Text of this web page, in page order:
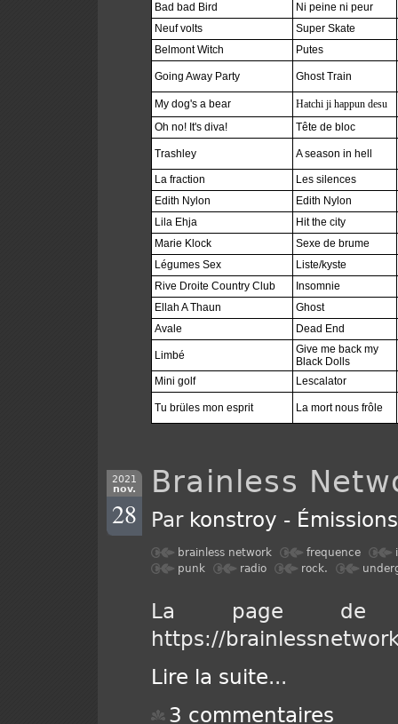
Bad bad Bird
Ni peine ni peur
Neuf volts
Super Skate
Belmont Witch
Putes
Going Away Party Ghost Train
My dog's a bear
Hatchi ji happun desu
Oh no! It's diva!
Tête de bloc
Trashley A season in hell
La fraction
Les silences
Edith Nylon
Edith Nylon
Lila Ehja
Hit the city
Marie Klock
Sexe de brume
Légumes Sex
Liste/kyste
Rive Droite Country Club
Insomnie
Ellah A Thaun
Ghost
Avale
Dead End
Limbé
Give me back my
Black Dolls
Mini golf
Lescalator
Tu brüles mon esprit La mort nous frôle
2021
nov.
28
Brainless
Par konstroy -
brainless network frequence
punk
radio rock.
La page de
https://
Lire la suite...
3 commentaires